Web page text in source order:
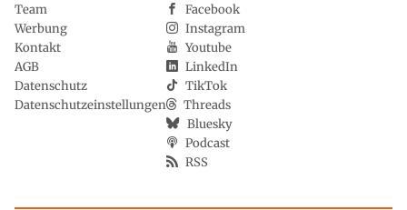
Team
Werbung
Kontakt
AGB
Datenschutz
Datenschutzeinstellungen
Facebook
Instagram
Youtube
LinkedIn
TikTok
Threads
Bluesky
Podcast
RSS